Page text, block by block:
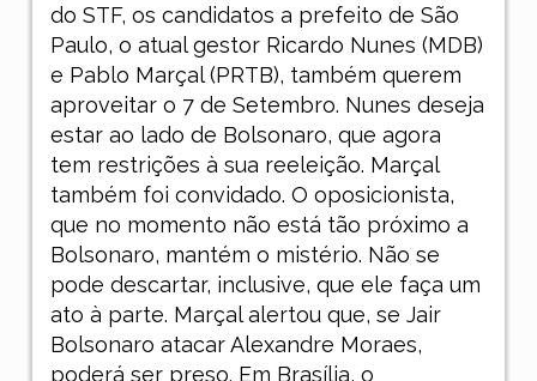
do STF, os candidatos a prefeito de São
Paulo, o atual gestor Ricardo Nunes (MDB)
e Pablo Marçal (PRTB), também querem
aproveitar o 7 de Setembro. Nunes deseja
estar ao lado de Bolsonaro, que agora
tem restrições à sua reeleição. Marçal
também foi convidado. O oposicionista,
que no momento não está tão próximo a
Bolsonaro, mantém o mistério. Não se
pode descartar, inclusive, que ele faça um
ato à parte. Marçal alertou que, se Jair
Bolsonaro atacar Alexandre Moraes,
poderá ser preso. Em Brasília, o